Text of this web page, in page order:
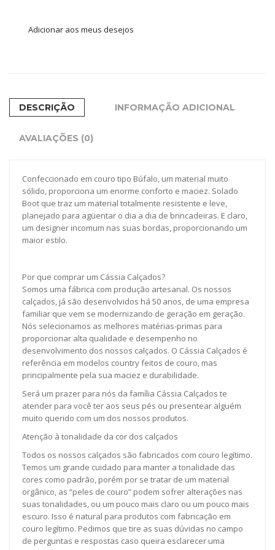
Legitimo
Adicionar aos meus desejos
DESCRIÇÃO INFORMAÇÃO ADICIONAL
AVALIAÇÕES (0)
Confeccionado em couro tipo Búfalo, um material muito
sólido, proporciona um enorme conforto e maciez. Solado
Boot que traz um material totalmente resistente e leve,
planejado para agüentar o dia a dia de brincadeiras. E claro,
um designer incomum nas suas bordas, proporcionando um
maior estilo.
Por que comprar um Cássia Calçados?
Somos uma fábrica com produção artesanal. Os nossos
calçados, já são desenvolvidos há 50 anos, de uma empresa
familiar que vem se modernizando de geração em geração.
Nós selecionamos as melhores matérias-primas para
proporcionar alta qualidade e desempenho no
desenvolvimento dos nossos calçados. O Cássia Calçados é
referência em modelos country feitos de couro, mas
principalmente pela sua maciez e durabilidade.
Será um prazer para nós da família Cássia Calçados te
atender para você ter aos seus pés ou presentear alguém
muito querido com um dos nossos produtos.
Atenção à tonalidade da cor dos calçados
Todos os nossos calçados são fabricados com couro legítimo.
Temos um grande cuidado para manter a tonalidade das
cores como padrão, porém por se tratar de um material
orgânico, as “peles de couro” podem sofrer alterações nas
suas tonalidades, ou um pouco mais claro ou um pouco mais
escuro. Isso é natural para produtos com fabricação em
couro legítimo. Pedimos que tire as suas dúvidas no campo
de perguntas e respostas caso queira esclarecer uma